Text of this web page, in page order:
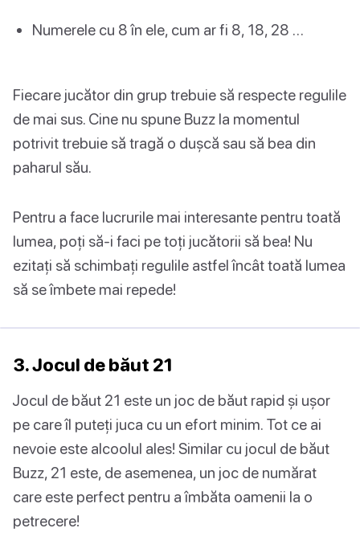
Numerele cu 8 în ele, cum ar fi 8, 18, 28 …
Fiecare jucător din grup trebuie să respecte regulile
de mai sus. Cine nu spune Buzz la momentul
potrivit trebuie să tragă o dușcă sau să bea din
paharul său.
Pentru a face lucrurile mai interesante pentru toată
lumea, poți să-i faci pe toți jucătorii să bea! Nu
ezitați să schimbați regulile astfel încât toată lumea
să se îmbete mai repede!
3. Jocul de băut 21
Jocul de băut 21 este un joc de băut rapid și ușor
pe care îl puteți juca cu un efort minim. Tot ce ai
nevoie este alcoolul ales! Similar cu jocul de băut
Buzz, 21 este, de asemenea, un joc de numărat
care este perfect pentru a îmbăta oamenii la o
petrecere!